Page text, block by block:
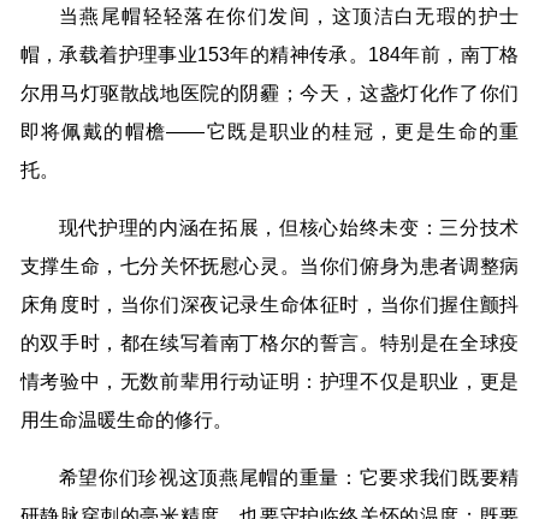
当燕尾帽轻轻落在你们发间，这顶洁白无瑕的护士
帽，承载着护理事业153年的精神传承。184年前，南丁格
尔用马灯驱散战地医院的阴霾；今天，这盏灯化作了你们
即将佩戴的帽檐——它既是职业的桂冠，更是生命的重
托。
现代护理的内涵在拓展，但核心始终未变：三分技术
支撑生命，七分关怀抚慰心灵。当你们俯身为患者调整病
床角度时，当你们深夜记录生命体征时，当你们握住颤抖
的双手时，都在续写着南丁格尔的誓言。特别是在全球疫
情考验中，无数前辈用行动证明：护理不仅是职业，更是
用生命温暖生命的修行。
希望你们珍视这顶燕尾帽的重量：它要求我们既要精